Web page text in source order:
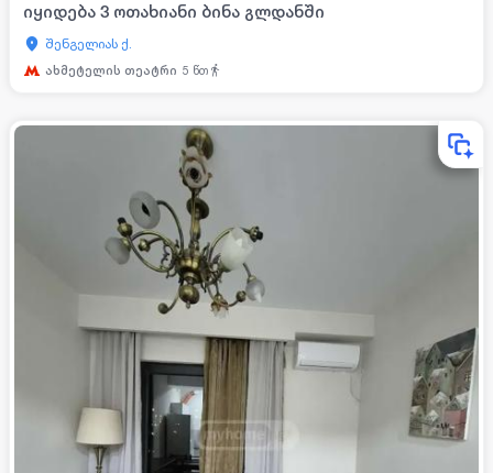
იყიდება 3 ოთახიანი ბინა გლდანში
შენგელიას ქ.
ახმეტელის თეატრი 5 წთ